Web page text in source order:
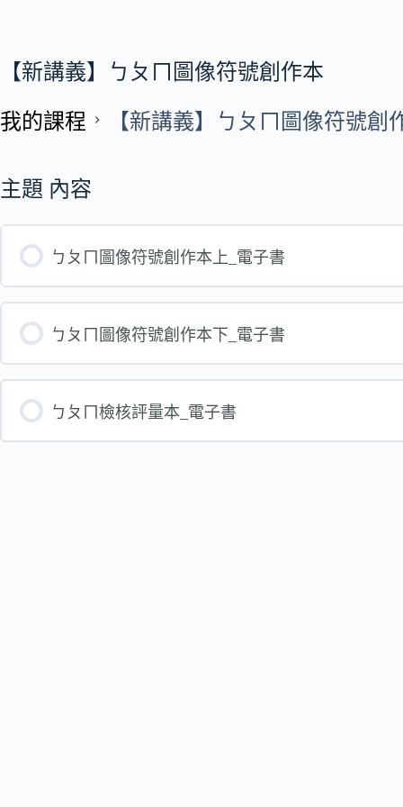
【新講義】ㄅㄆㄇ圖像符號創作本
我的課程 【新講義】ㄅㄆㄇ圖像符號創
主題 內容
ㄅㄆㄇ圖像符號創作本上_電子書
ㄅㄆㄇ圖像符號創作本下_電子書
ㄅㄆㄇ檢核評量本_電子書